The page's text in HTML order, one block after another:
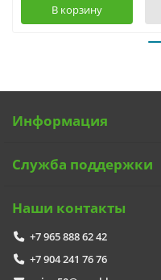
В корзину
Информация
Служба поддержки
Наши контакты
+7 965 888 62 42
+7 904 241 76 76